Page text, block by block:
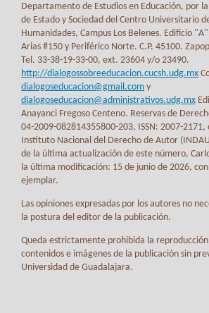
Departamento de Estudios en Educación, por
de Estado y Sociedad del Centro Universitario
Humanidades, Campus Los Belenes. Edificio
Arias #150 y Periférico Norte. C.P. 45100.
Tel. 33-38-19-33-00, ext. 23604 y/o 23490.
http://dialogossobreeducacion.cucsh.udg.mx
dialogoseducacion@gmail.com y
dialogoseducacion@administrativos.udg.mx
Anayanci Fregoso Centeno. Reservas de
04-2009-082814355800-203, ISSN: 2007-
Instituto Nacional del Derecho de Autor
de la última actualización de este número,
la última modificación: 15 de junio de 2026,
ejemplar.
Las opiniones expresadas por los autores no
la postura del editor de la publicación.
Queda estrictamente prohibida la
contenidos e imágenes de la publicación sin
Universidad de Guadalajara.